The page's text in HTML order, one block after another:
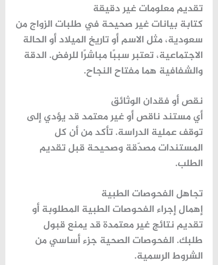
تقديم معلومات غير دقيقة
كتابة بيانات غير صحيحة في طلبات الزواج من
سعودية، مثل الاسم أو تاريخ الميلاد أو الحالة
الاجتماعية، تعتبر سببًا مباشرًا للرفض. الدقة
والشفافية هما مفتاح النجاح.
نقص أو فقدان الوثائق
أي مستند ناقص أو غير معتمد قد يؤدي إلى
توقف عملية الدراسة. تأكد من أن كل
المستندات مصدّقة وصحيحة قبل تقديم
الطلب.
تجاهل الفحوصات الطبية
إهمال إجراء الفحوصات الطبية المطلوبة أو
تقديم نتائج غير معتمدة قد يمنع قبول
طلبك. الفحوصات الصحية جزء أساسي من
الشروط الرسمية.